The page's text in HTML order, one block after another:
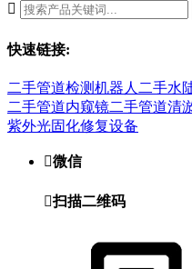

快速链接:
二手管道检测机器人 二手水
二手管道内窥镜二手管道清
紫外光固化修复设备
微信
扫描二维码